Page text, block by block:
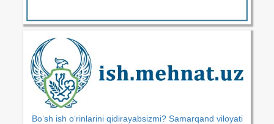
Bo‘sh ish o‘rinlarini qidirayabsizmi? Samarqand viloyati